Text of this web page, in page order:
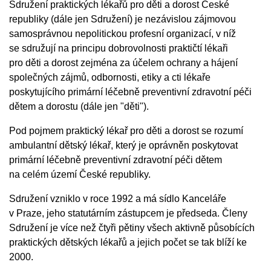
Sdružení praktických lékařů pro děti a dorost České
republiky (dále jen Sdružení) je nezávislou zájmovou
samosprávnou nepolitickou profesní organizací, v níž
se sdružují na principu dobrovolnosti praktičtí lékaři
pro děti a dorost zejména za účelem ochrany a hájení
společných zájmů, odbornosti, etiky a cti lékaře
poskytujícího primární léčebně preventivní zdravotní péči
dětem a dorostu (dále jen "děti").
Pod pojmem praktický lékař pro děti a dorost se rozumí
ambulantní dětský lékař, který je oprávněn poskytovat
primární léčebně preventivní zdravotní péči dětem
na celém území České republiky.
Sdružení vzniklo v roce 1992 a má sídlo Kanceláře
v Praze, jeho statutárním zástupcem je předseda. Členy
Sdružení je více než čtyři pětiny všech aktivně působících
praktických dětských lékařů a jejich počet se tak blíží ke
2000.